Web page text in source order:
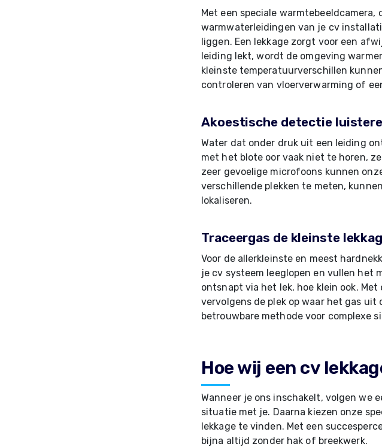
Met een speciale
warmwaterleidingen van je cv
liggen. Een lekkage zorgt voor een
leiding lekt, wordt de omgeving
kleinste temperatuurverschillen
controleren van vloerverwarming of
Akoestische detectie
Water dat onder druk uit een leiding
met het blote oor vaak niet te horen,
zeer gevoelige microfoons kunnen
verschillende plekken te meten,
lokaliseren.
Traceergas de kleinste
Voor de allerkleinste en meest
je cv systeem leeglopen en vullen het
ontsnapt via het lek, hoe klein ook.
vervolgens de plek op waar het gas
betrouwbare methode voor complexe
Hoe wij een cv
Wanneer je ons inschakelt, volgen we
situatie met je. Daarna kiezen onze
lekkage te vinden. Met een
bijna altijd zonder hak of breekwerk.